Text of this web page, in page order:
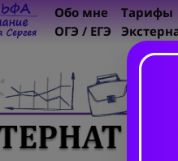
Обо мне
ОГЭ / ЕГЭ
Тарифы